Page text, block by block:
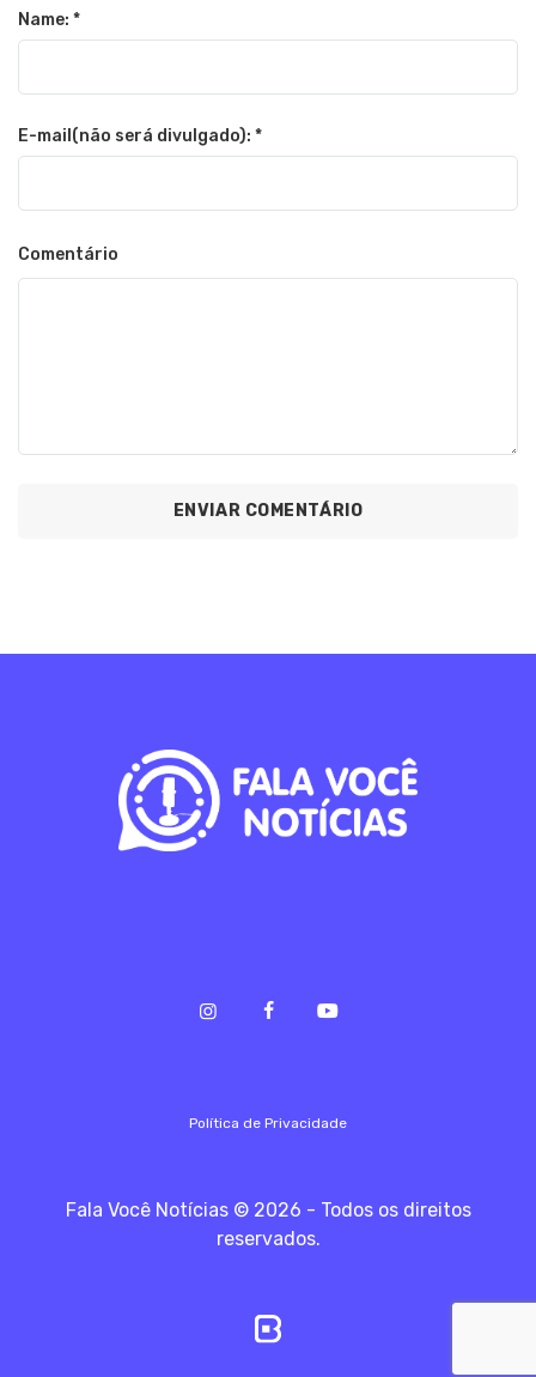
Name: *
E-mail(não será divulgado): *
Comentário
Política de Privacidade
Fala Você Notícias © 2026 - Todos os direitos
reservados.